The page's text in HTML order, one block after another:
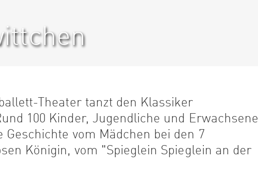
Theater tanzt den Klassiker
100 Kinder, Jugendliche und Erwachsene
vom Mädchen bei den 7
Königin, vom "Spieglein Spieglein an der